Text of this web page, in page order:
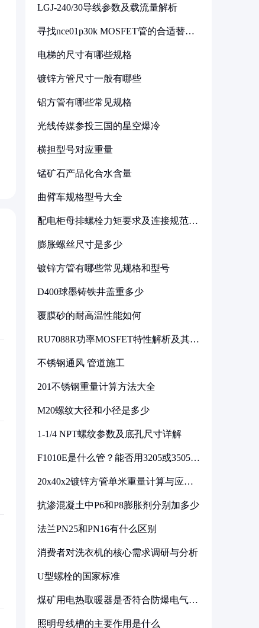
LGJ-240/30导线参数及载流量解析
寻找nce01p30k MOSFET管的合适替代
电梯的尺寸有哪些规格
镀锌方管尺寸一般有哪些
铝方管有哪些常见规格
光线传媒参投三国的星空爆冷
横担型号对应重量
锰矿石产品化合水含量
曲臂车规格型号大全
配电柜母排螺栓力矩要求及连接规范详
膨胀螺丝尺寸是多少
镀锌方管有哪些常见规格和型号
D400球墨铸铁井盖重多少
覆膜砂的耐高温性能如何
RU7088R功率MOSFET特性解析及其在
不锈钢通风 管道施工
201不锈钢重量计算方法大全
M20螺纹大径和小径是多少
1-1/4 NPT螺纹参数及底孔尺寸详解
F1010E是什么管？能否用3205或3505代
20x40x2镀锌方管单米重量计算与应用
抗渗混凝土中P6和P8膨胀剂分别加多少
法兰PN25和PN16有什么区别
消费者对洗衣机的核心需求调研与分析
U型螺栓的国家标准
煤矿用电热取暖器是否符合防爆电气设
照明母线槽的主要作用是什么